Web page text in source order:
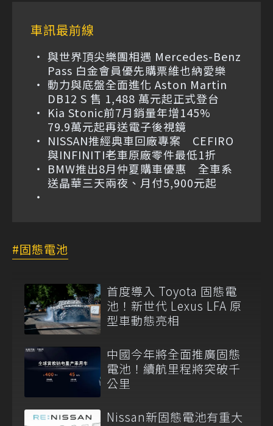
車訊最前線
與世界頂尖樂團相遇 Mercedes-Benz
Pass 白金會員優先購票維也納愛樂
動力與底盤全面進化 Aston Martin
DB12 S 售 1,488 萬元起正式登台
Kia Stonic前7月銷量年增145%
79.9萬元起再送電子後視鏡
NISSAN推經典車回廠專案 CEFIRO
與INFINITI老車原廠零件最低1折
BMW推出8月仲夏購車優惠 全車系
送晶華三天兩夜、月付5,900元起
固態電池
首度導入 Toyota 固態電
池！新世代 Lexus LFA 原
型車動態亮相
中國今年將全面推廣固態
電池！續航里程將突破千
公里
Nissan新固態電池有重大